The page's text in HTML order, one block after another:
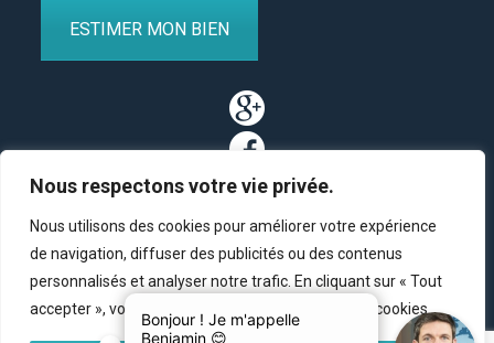
Nous respectons votre vie privée.
Nous utilisons des cookies pour améliorer votre expérience
de navigation, diffuser des publicités ou des contenus
personnalisés et analyser notre trafic. En cliquant sur « Tout
accepter », vous consentez à notre utilisation des cookies.
ESTIMER MON BIEN
Partenaires Contact